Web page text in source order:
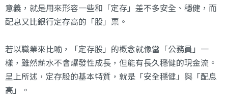
意義，就是用來形容一些和「定存」差不多安全、穩健，而
配息又比銀行定存高的「股」票。
若以職業來比喻，「定存股」的概念就像當「公務員」一
樣，雖然薪水不會爆發性成長，但能有長久穩健的現金流。
呈上所述，定存股的基本特質，就是「安全穩健」與「配息
高」。